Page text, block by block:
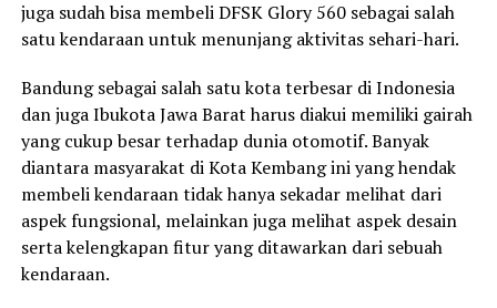
juga sudah bisa membeli DFSK Glory 560 sebagai salah
satu kendaraan untuk menunjang aktivitas sehari-hari.
Bandung sebagai salah satu kota terbesar di Indonesia
dan juga Ibukota Jawa Barat harus diakui memiliki gairah
yang cukup besar terhadap dunia otomotif. Banyak
diantara masyarakat di Kota Kembang ini yang hendak
membeli kendaraan tidak hanya sekadar melihat dari
aspek fungsional, melainkan juga melihat aspek desain
serta kelengkapan fitur yang ditawarkan dari sebuah
kendaraan.